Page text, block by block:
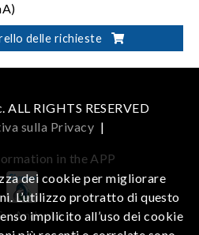
sequenza: carica-sosta-
delle richieste
RIGHTS RESERVED
sulla Privacy |
in the APP
Android
dei cookie per migliorare
L’utilizzo protratto di questo
implicito all’uso dei cookie